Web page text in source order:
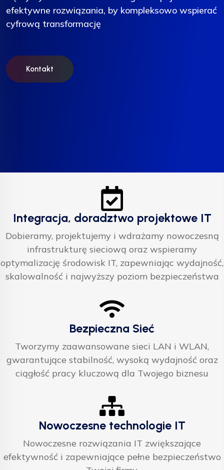
efektywne rozwiązania, by kompleksowo wspierać
cyfrową transformację
Kontakt
efektywne rozwiązania, by kompleksowo wspierać
cyfrową transformację
Kontakt
efektywne rozwiązania, by kompleksowo wspierać
cyfrową transformację
Kontakt
Integracja, doradztwo projektowe IT
Dobieramy, projektujemy i wdrażamy nowoczesną
infrastrukturę sieciową oraz wspieramy
optymalizację środowisk IT, zapewniając wydajność,
skalowalność i najwyższy poziom bezpieczeństwa
Bezpieczna Sieć
Tworzymy zaawansowane sieci LAN i WLAN,
gwarantujące stabilność, wysoką wydajność oraz
ciągłość pracy kluczową dla Twojego biznesu
Nowoczesne technologie IT
Nowoczesne rozwiązania IT zwiększające
efektywność i zapewniające pełne bezpieczeństwo